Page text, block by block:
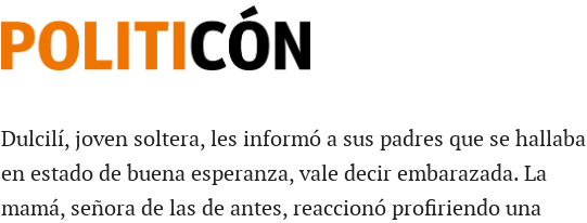
Dulcilí, joven soltera, les informó a sus padres que se hallaba
en estado de buena esperanza, vale decir embarazada. La
mamá, señora de las de antes, reaccionó profiriendo una